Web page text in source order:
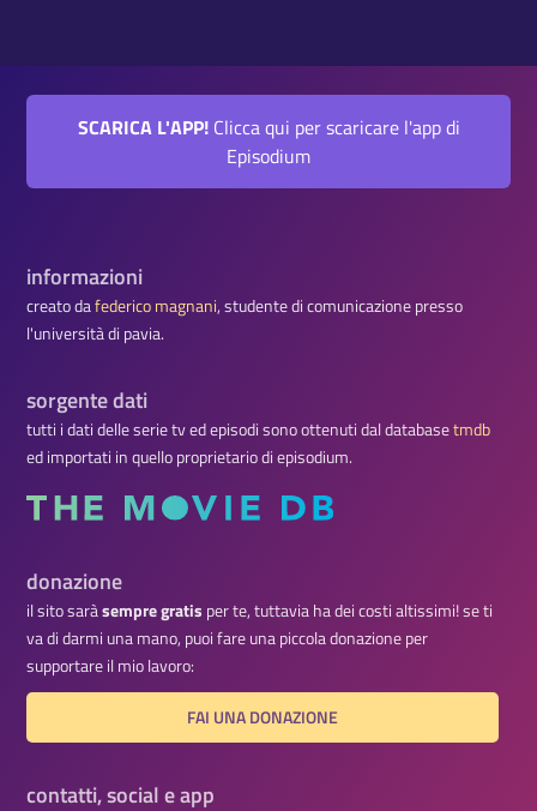
SCARICA L'APP!Clicca qui per scaricare l'app di
Episodium
informazioni
creato dafederico magnani, studente di comunicazione presso
l'università di pavia.
sorgente dati
tutti i dati delle serie tv ed episodi sono ottenuti dal databasetmdb
ed importati in quello proprietario di episodium.
donazione
il sito saràsempre gratis per te, tuttavia ha dei costi altissimi! se ti
va di darmi una mano, puoi fare una piccola donazione per
supportare il mio lavoro:
FAI UNA DONAZIONE
contatti, social e app